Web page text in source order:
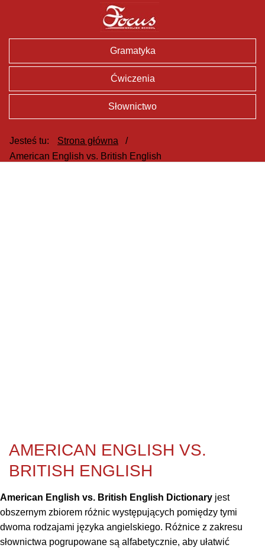
AMERICAN ENGLISH VS.
BRITISH ENGLISH
American English vs. British English Dictionary jest
obszernym zbiorem różnic występujących pomiędzy tymi
dwoma rodzajami języka angielskiego. Różnice z zakresu
słownictwa pogrupowane są alfabetycznie, aby ułatwić
Gramatyka
Ćwiczenia
Słownictwo
Jesteś tu: Strona główna
/
American English vs. British English